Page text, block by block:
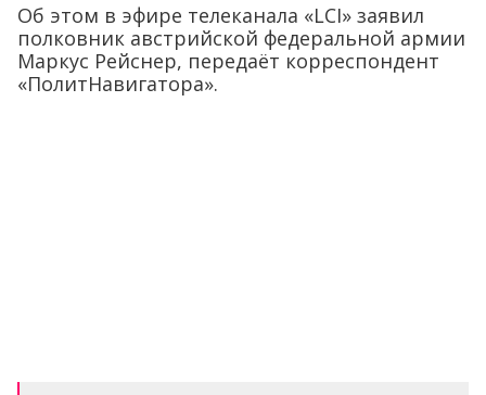
Об этом в эфире телеканала «LCI» заявил
полковник австрийской федеральной армии
Маркус Рейснер, передаёт корреспондент
«ПолитНавигатора».